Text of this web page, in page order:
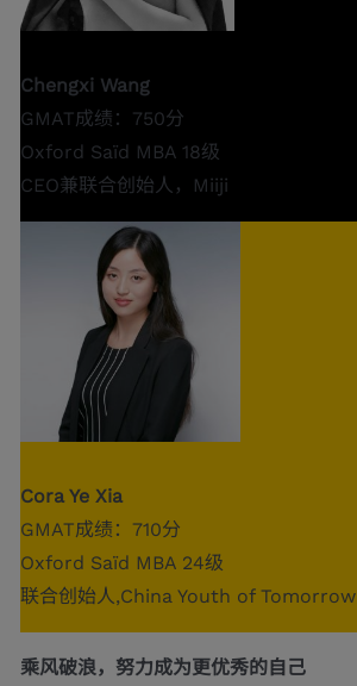
Chengxi Wang
GMAT成绩：750分
Oxford Saïd MBA 18级
CEO兼联合创始人，Miiji
Cora Ye Xia
GMAT成绩：710分
Oxford Saïd MBA 24级
联合创始人,China Youth of Tomorrow
乘风破浪，努力成为更优秀的自己